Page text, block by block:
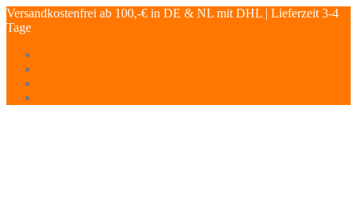
Versandkostenfrei ab 100,-€ in DE & NL mit DHL | Lieferzeit 3-4
Tage